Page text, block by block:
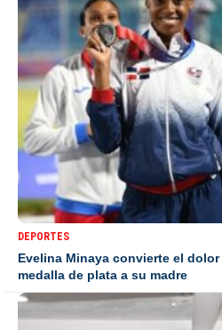
DEPORTES
Evelina Minaya convierte el
medalla de plata a su madre